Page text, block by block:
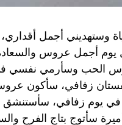
وستهديني أجمل
أجمل عروس والسعادة
الحب وسأرمي نفسي في
زفافي، سأكون
في يوم زفافي، سأستنشق
سأتوج بتاج الفرح